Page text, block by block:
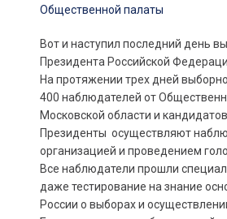
Вот и наступил последний день
Президента Российской
На протяжении трех дней
400 наблюдателей от
Московской области и
Президенты осуществляют
организацией и проведением
Все наблюдатели прошли
даже тестирование на знание
России о выборах и